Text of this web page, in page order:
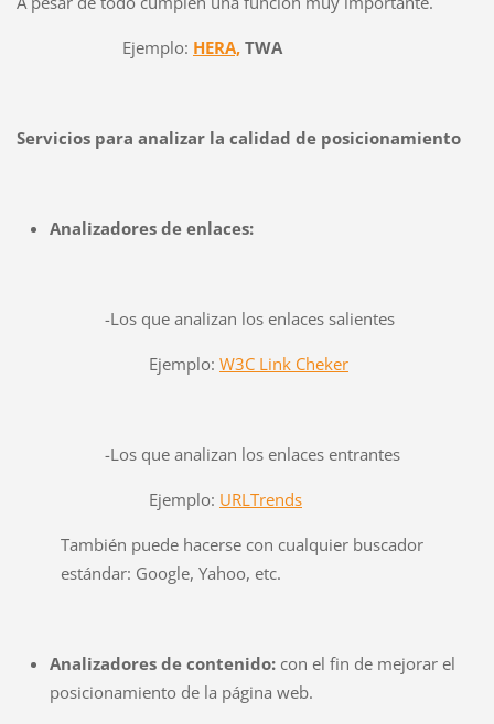
Ejemplo: HERA,TWA
Servicios para analizar la calidad de posicionamiento
Analizadores de enlaces:
-Los que analizan los enlaces salientes
Ejemplo: W3C Link Cheker
-Los que analizan los enlaces entrantes
Ejemplo: URLTrends
También puede hacerse con cualquier buscador
estándar: Google, Yahoo, etc.
Analizadores de contenido:con el fin de mejorar el
posicionamiento de la página web.